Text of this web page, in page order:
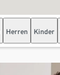
Herren Kinder